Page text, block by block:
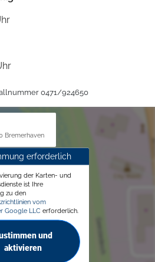
0471/924650
Bremerhaven
erforderlich
der Karten- und
ist Ihre
zu den
vom
Google LLC erforderlich.
und
aktivieren